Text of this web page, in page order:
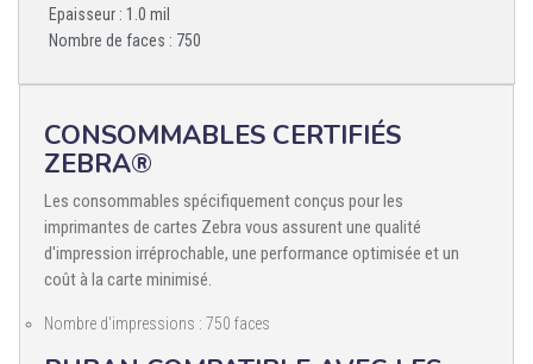
Epaisseur : 1.0 mil
Nombre de faces : 750
CONSOMMABLES CERTIFIÉS
ZEBRA®
Les consommables spécifiquement conçus pour les
imprimantes de cartes Zebra vous assurent une qualité
d'impression irréprochable, une performance optimisée et un
coût à la carte minimisé.
Nombre d'impressions : 750 faces